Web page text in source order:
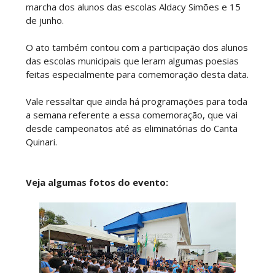
marcha dos alunos das escolas Aldacy Simões e 15
de junho.
O ato também contou com a participação dos alunos
das escolas municipais que leram algumas poesias
feitas especialmente para comemoração desta data.
Vale ressaltar que ainda há programações para toda
a semana referente a essa comemoração, que vai
desde campeonatos até as eliminatórias do Canta
Quinari.
Veja algumas fotos do evento: